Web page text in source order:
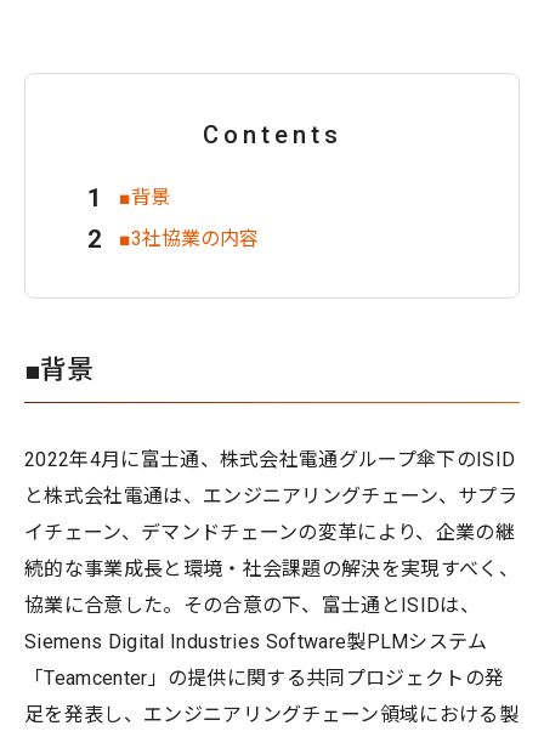
Contents
■背景
■3社協業の内容
■背景
2022年4月に富士通、株式会社電通グループ傘下のISID
と株式会社電通は、エンジニアリングチェーン、サプラ
イチェーン、デマンドチェーンの変革により、企業の継
続的な事業成長と環境・社会課題の解決を実現すべく、
協業に合意した。その合意の下、富士通とISIDは、
Siemens Digital Industries Software製PLMシステム
「Teamcenter」の提供に関する共同プロジェクトの発
足を発表し、エンジニアリングチェーン領域における製